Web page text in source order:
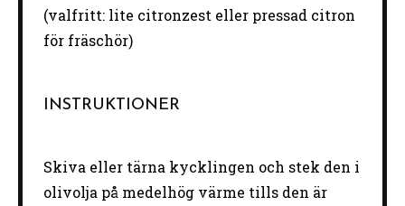
(valfritt: lite citronzest eller pressad citron
för fräschör)
INSTRUKTIONER
Skiva eller tärna kycklingen och stek den i
olivolja på medelhög värme tills den är